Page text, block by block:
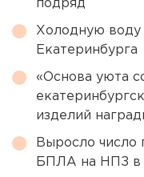
подряд
Холодную
Екатеринбурга
«Основа уюта
изделий
Выросло число
БПЛА на НПЗ в